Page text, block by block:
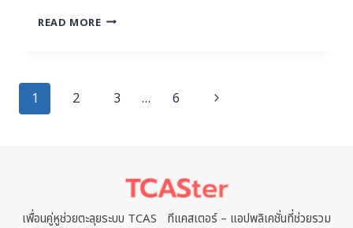
READ MORE
1 2 3 … 6
เพื่อนคู่หูช่วยตะลุยระบบ TCAS ทีแคสเตอร์ – แอปพลิเคชั่นที่ช่วยรวม